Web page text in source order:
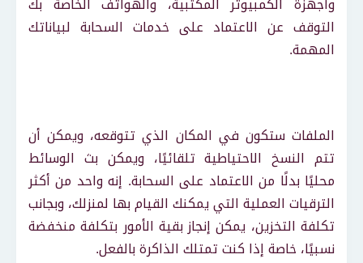
التوقف عن الاعتماد على خدمات السحابة لبياناتك
المهمة.
الملفات ستكون في المكان الذي تتوقعه، ويمكن أن
تتم النسخ الاحتياطية تلقائيًا، ويمكن بث الوسائط
محليًا بدلًا من الاعتماد على السحابة. إنه واحد من أكثر
الترقيات العملية التي يمكنك القيام بها لمنزلك، وبجانب
تكلفة التخزين، يمكن إنجاز بقية الأمور بتكلفة منخفضة
نسبيًا، خاصة إذا كنت تمتلك الذاكرة بالفعل.